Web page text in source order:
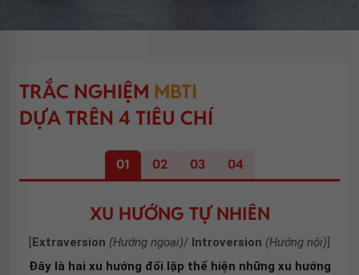
TRẮC NGHIỆM MBTI
DỰA TRÊN 4 TIÊU CHÍ
01 02 03 04
XU HƯỚNG TỰ NHIÊN
Extraversion (Hướng ngoại)/ Introversion (Hướng nội)
Đây là hai xu hướng đối lập thể hiện những xu hướng